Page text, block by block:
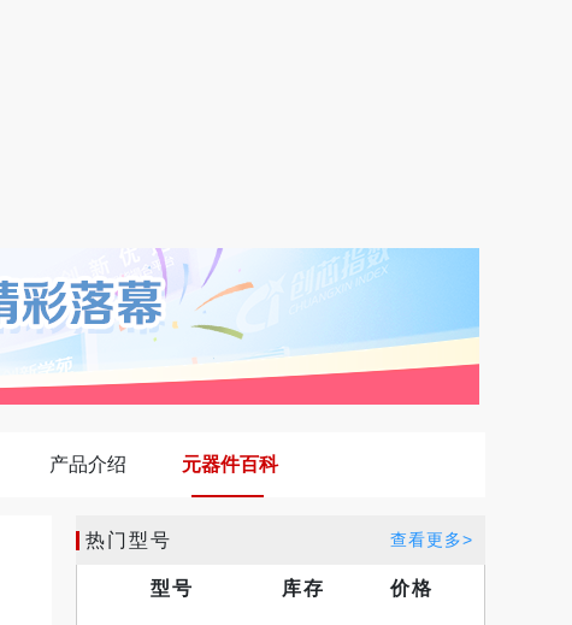
产品介绍 元器件百科
热门型号 查看更多>
型号 库存 价格